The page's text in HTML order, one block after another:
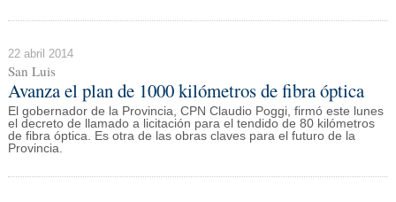
22 abril 2014
San Luis
Avanza el plan de 1000 kilómetros de fibra óptica
El gobernador de la Provincia, CPN Claudio Poggi, firmó este lunes
el decreto de llamado a licitación para el tendido de 80 kilómetros
de fibra óptica. Es otra de las obras claves para el futuro de la
Provincia.